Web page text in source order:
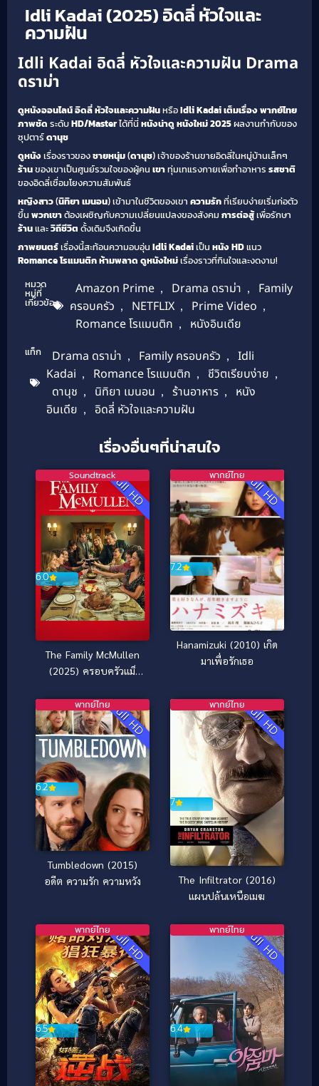
Idli Kadai (2025) อิดลี่ หัวใจและ
ความฝัน
Idli Kadai อิดลี่ หัวใจและความฝัน Drama
ดราม่า
ดูหนังออนไลน์อิดลี่ หัวใจและความฝันหรือIdli Kadaiเต็มเรื่องพากย์ไทย
ภาพชัด ระดับHD/Masterได้ที่นี่หนังน่าดูหนังใหม่ 2025ผลงานกำกับของ
ซุปตาร์ดานุช
ดูหนังเรื่องราวของชายหนุ่ม(ดานุช) เจ้าของร้านขายอิดลี่ในหมู่บ้านเล็กๆ
ร้านของเขาเป็นศูนย์รวมใจของผู้คน เขาทุ่มเทแรงกายเพื่อทำอาหาร รสชาติ
ของอิดลี่เชื่อมโยงความสัมพันธ์
หญิงสาว(นิทิยา เมนอน) เข้ามาในชีวิตของเขา ความรักที่เรียบง่ายเริ่มก่อตัว
ขึ้น พวกเขาต้องเผชิญกับความเปลี่ยนแปลงของสังคม การต่อสู้เพื่อรักษา
ร้านและวิถีชีวิต ดั้งเดิมจึงเกิดขึ้น
ภาพยนตร์เรื่องนี้สะท้อนความอบอุ่น Idli Kadaiเป็น หนัง HDแนว
Romance โรแมนติกห้ามพลาด ดูหนังใหม่เรื่องราวที่กินใจและงดงาม!
หมวด
หมู่ที่
เกี่ยวข้อง
Amazon Prime , Drama ดราม่า ,
Family
ครอบครัว , NETFLIX , Prime Video ,
Romance โรแมนติก , หนังอินเดีย
แท็ก Drama ดราม่า , Family ครอบครัว ,
Idli
Kadai , Romance โรแมนติก , ชีวิตเรียบง่าย ,
ดานุช , นิทิยา เมนอน , ร้านอาหาร ,
หนัง
อินเดีย , อิดลี่ หัวใจและความฝัน
เรื่องอื่นๆที่น่าสนใจ
Full HD
6.0
Soundtrack
The Family McMullen
(2025) ครอบครัวแม็
ใจ
Full HD
7.2
พากย์ไทย
Hanamizuki (2010) เกิด
มาเพื่อรักเธอ
Full HD
6.2
พากย์ไทย
Tumbledown (2015)
อดีต ความรัก ความหวัง
Full HD
7
พากย์ไทย
The Infiltrator (2016)
แผนปล้นเหนือเมฆ
Full HD
6.5
พากย์ไทย Full HD
6.4
พากย์ไทย